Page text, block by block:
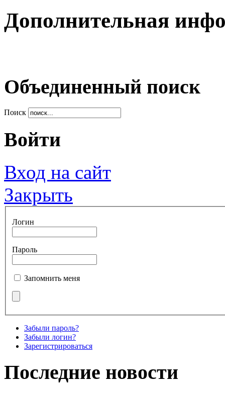
Дополнительная
Объединенный поиск
Поиск
Войти
Вход на сайт
Закрыть
Логин
Пароль
Запомнить меня
Забыли пароль?
Забыли логин?
Зарегистрироваться
Последние новости